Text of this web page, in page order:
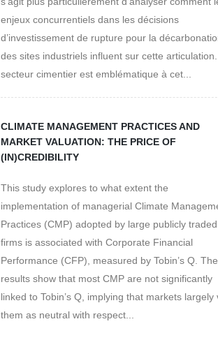
enjeux concurrentiels dans les décisions
d’investissement de rupture pour la
des sites industriels influent sur cette
secteur cimentier est emblématique à cet...
CLIMATE MANAGEMENT PRACTICES AND
MARKET VALUATION: THE PRICE OF
(IN)CREDIBILITY
This study explores to what extent the
implementation of managerial Climate
Practices (CMP) adopted by large publicly traded
firms is associated with Corporate Financial
Performance (CFP), measured by Tobin’s Q. The
results show that most CMP are not significantly
linked to Tobin’s Q, implying that markets largely
them as neutral with respect...